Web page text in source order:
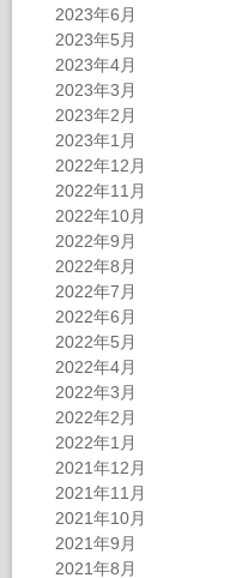
2023年6月
2023年5月
2023年4月
2023年3月
2023年2月
2023年1月
2022年12月
2022年11月
2022年10月
2022年9月
2022年8月
2022年7月
2022年6月
2022年5月
2022年4月
2022年3月
2022年2月
2022年1月
2021年12月
2021年11月
2021年10月
2021年9月
2021年8月